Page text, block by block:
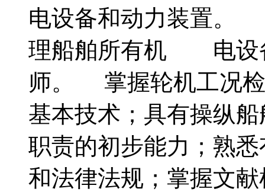
电设备和动力装置。
理船舶所有机 电设
师。 掌握轮机工况检
基本技术；具有操纵
职责的初步能力；熟
和法律法规；掌握文